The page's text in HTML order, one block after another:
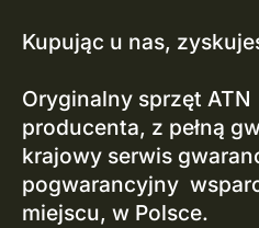
Kupując u nas,
Oryginalny sprzęt
producenta, z pełną
krajowy serwis
pogwarancyjny
miejscu, w Polsce.